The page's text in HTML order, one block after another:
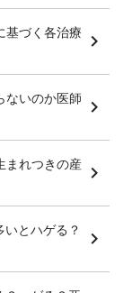
基づく各治療
ないのか医師
まれつきの産
いとハゲる？